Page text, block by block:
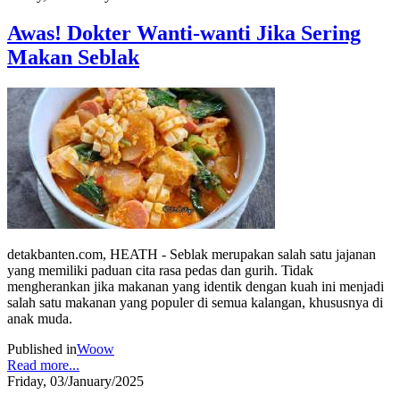
Awas! Dokter Wanti-wanti Jika Sering
Makan Seblak
detakbanten.com, HEATH - Seblak merupakan salah satu jajanan
yang memiliki paduan cita rasa pedas dan gurih. Tidak
mengherankan jika makanan yang identik dengan kuah ini menjadi
salah satu makanan yang populer di semua kalangan, khususnya di
anak muda.
Published inWoow
Read more...
Friday, 03/January/2025